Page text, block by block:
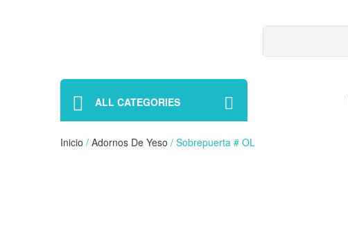
ALL CATEGORIES
Inicio / Adornos De Yeso / Sobrepuerta # OL